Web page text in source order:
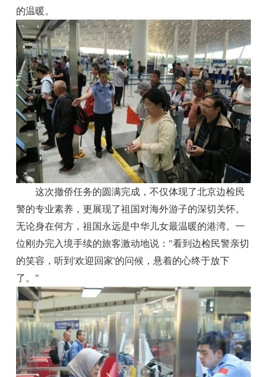
的温暖。
这次撤侨任务的圆满完成，不仅体现了北京边检民
警的专业素养，更展现了祖国对海外游子的深切关怀。
无论身在何方，祖国永远是中华儿女最温暖的港湾。一
位刚办完入境手续的旅客激动地说："看到边检民警亲切
的笑容，听到'欢迎回家'的问候，悬着的心终于放下
了。"